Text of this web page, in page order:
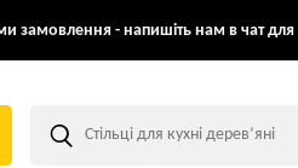
замовлення - напишіть нам в чат для